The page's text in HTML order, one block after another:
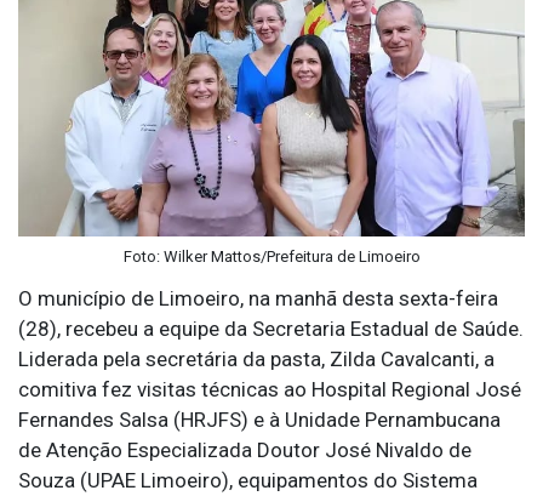
Foto: Wilker Mattos/Prefeitura de Limoeiro
O município de Limoeiro, na manhã desta sexta-feira
(28), recebeu a equipe da Secretaria Estadual de Saúde.
Liderada pela secretária da pasta, Zilda Cavalcanti, a
comitiva fez visitas técnicas ao Hospital Regional José
Fernandes Salsa (HRJFS) e à Unidade Pernambucana
de Atenção Especializada Doutor José Nivaldo de
Souza (UPAE Limoeiro), equipamentos do Sistema